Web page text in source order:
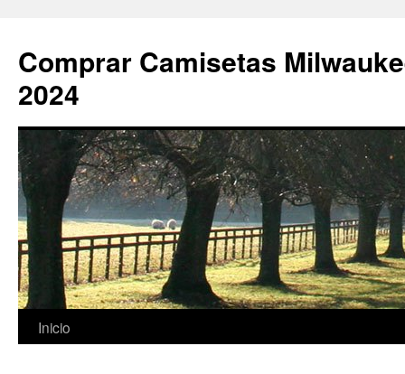
Comprar Camisetas
2024
Saltar
Inicio